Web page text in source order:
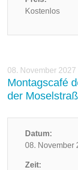
Kostenlos
08. November 2027
Montagscafé
der
Datum:
08. November
Zeit: